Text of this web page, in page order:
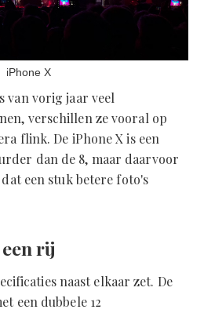
iPhone X
van vorig jaar veel
verschillen ze vooral op
flink. De iPhone X is een
dan de 8, maar daarvoor
een stuk betere foto's
rij
naast elkaar zet. De
een dubbele 12